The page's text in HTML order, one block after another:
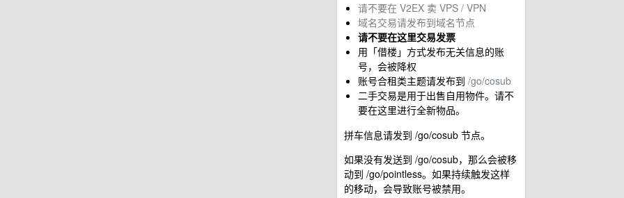
请不要在 V2EX 卖 VPS / VPN
域名交易请发布到域名节点
请不要在这里交易发票
用「借楼」方式发布无关信息的账
号，会被降权
账号合租类主题请发布到 /go/cosub
二手交易是用于出售自用物件。请不
要在这里进行全新物品。
拼车信息请发到 /go/cosub 节点。
如果没有发送到 /go/cosub，那么会被移
动到 /go/pointless。如果持续触发这样
的移动，会导致账号被禁用。